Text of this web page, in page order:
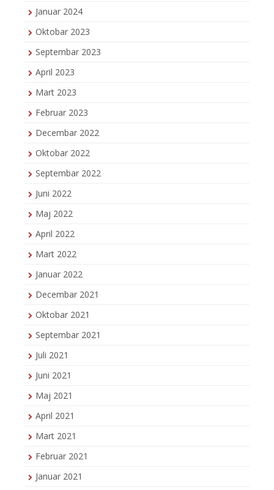
Januar 2024
Oktobar 2023
Septembar 2023
April 2023
Mart 2023
Februar 2023
Decembar 2022
Oktobar 2022
Septembar 2022
Juni 2022
Maj 2022
April 2022
Mart 2022
Januar 2022
Decembar 2021
Oktobar 2021
Septembar 2021
Juli 2021
Juni 2021
Maj 2021
April 2021
Mart 2021
Februar 2021
Januar 2021